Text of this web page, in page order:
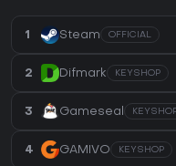
1 Steam OFFICIAL
2 Difmark KEYSHOP
3 Gameseal
4 GAMIVO KEYSHOP